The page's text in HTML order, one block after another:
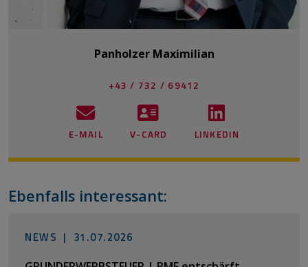
Panholzer Maximilian
+43 / 732 / 69412
E-MAIL V-CARD LINKEDIN
Ebenfalls interessant:
NEWS | 31.07.2026